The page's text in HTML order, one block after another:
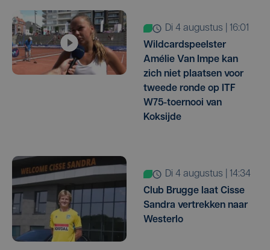
di 4 augustus | 16:01
Wildcardspeelster
Amélie Van Impe kan
zich niet plaatsen voor
tweede ronde op ITF
W75-toernooi van
Koksijde
di 4 augustus | 14:34
Club Brugge laat Cisse
Sandra vertrekken naar
Westerlo